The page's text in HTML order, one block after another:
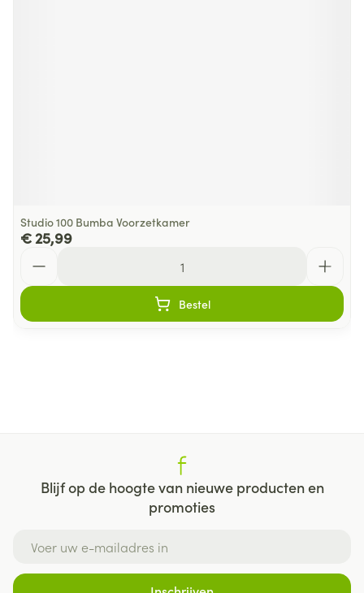
Studio 100 Bumba Voorzetkamer
€ 25,99
Bestel
Blijf op de hoogte van nieuwe producten en
promoties